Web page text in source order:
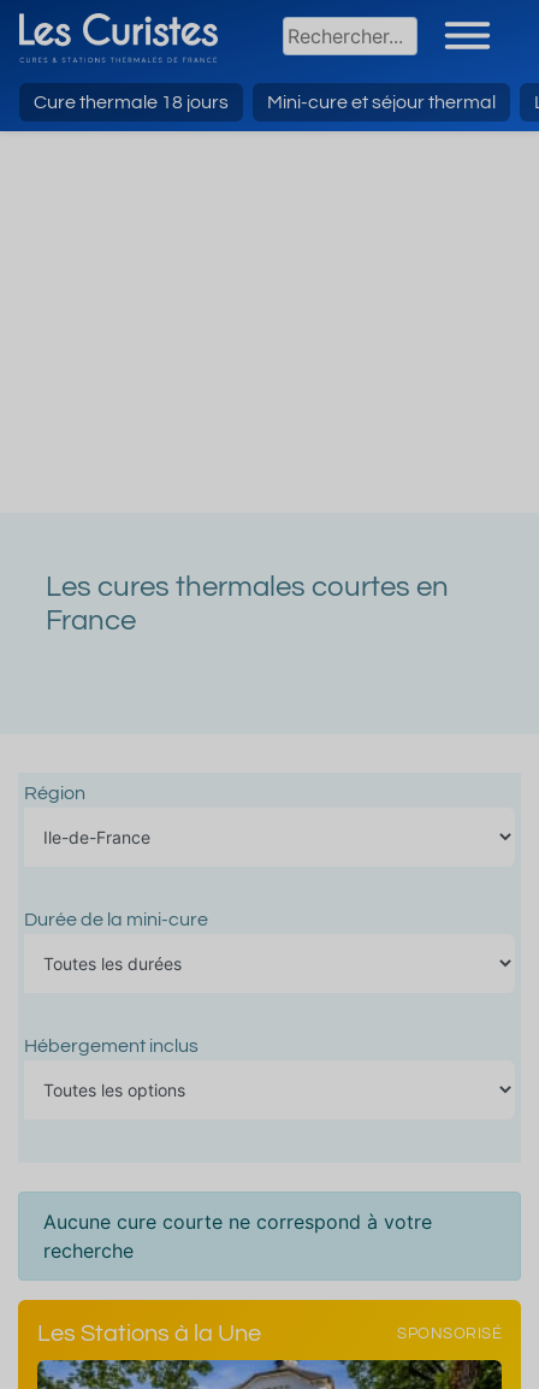
Cure thermale 18 jours Mini-cure et séjour thermal
Les cures thermales courtes en
France
Région
Durée de la mini-cure
Hébergement inclus
Aucune cure courte ne correspond à votre
recherche
Les Stations à la Une SPONSORISÉ